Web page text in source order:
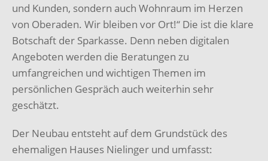
und Kunden, sondern auch Wohnraum im Herzen
von Oberaden. Wir bleiben vor Ort!“ Die ist die klare
Botschaft der Sparkasse. Denn neben digitalen
Angeboten werden die Beratungen zu
umfangreichen und wichtigen Themen im
persönlichen Gespräch auch weiterhin sehr
geschätzt.
Der Neubau entsteht auf dem Grundstück des
ehemaligen Hauses Nielinger und umfasst: